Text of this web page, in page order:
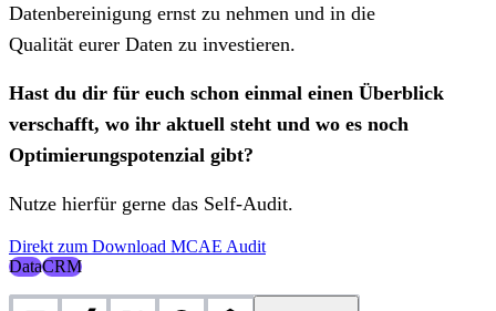
Datenbereinigung ernst zu nehmen und in die
Qualität eurer Daten zu investieren.
Hast du dir für euch schon einmal einen Überblick
verschafft, wo ihr aktuell steht und wo es noch
Optimierungspotenzial gibt?
Nutze hierfür gerne das Self-Audit.
Direkt zum Download MCAE Audit
DataCRM